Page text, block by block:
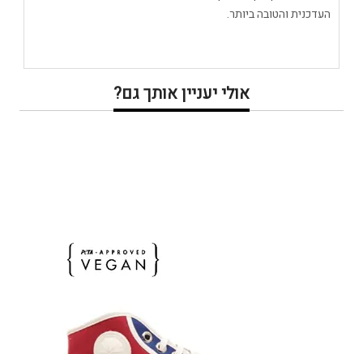
העדכנית והטובה ביותר.
אולי יעניין אותך גם?